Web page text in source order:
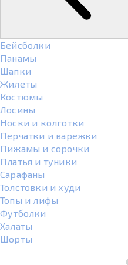
Бейсболки
Панамы
Шапки
Жилеты
Костюмы
Лосины
Носки и колготки
Перчатки и варежки
Пижамы и сорочки
Платья и туники
Сарафаны
Толстовки и худи
Топы и лифы
Футболки
Халаты
Шорты